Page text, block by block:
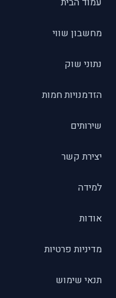
מחשבון שווי
נתוני שוק
הזדמנויות חמות
שירותים
יצירת קשר
למידה
אודות
מדיניות פרטיות
תנאי שימוש